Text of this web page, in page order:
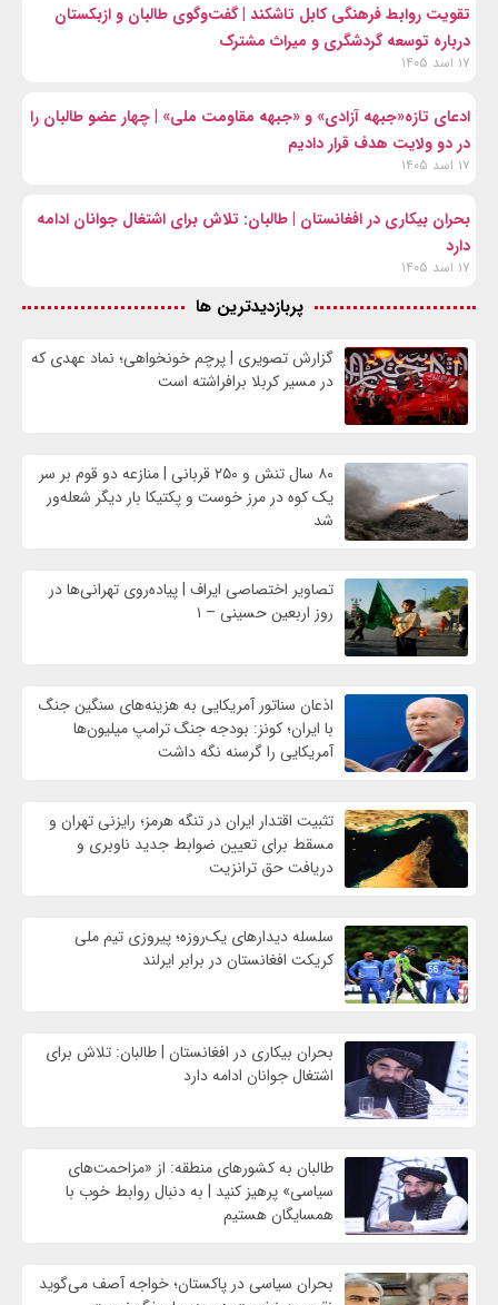
تقویت روابط فرهنگی کابل تاشکند | گفت‌وگوی طالبان و ازبکستان
درباره توسعه گردشگری و میراث مشترک
۱۷ اسد ۱۴۰۵
ادعای تازه«جبهه آزادی» و «جبهه مقاومت ملی» | چهار عضو طالبان را
در دو ولایت هدف قرار دادیم
۱۷ اسد ۱۴۰۵
بحران بیکاری در افغانستان | طالبان: تلاش برای اشتغال جوانان ادامه
دارد
۱۷ اسد ۱۴۰۵
پربازدیدترین ها
گزارش تصویری | پرچم خونخواهی؛ نماد عهدی که
در مسیر کربلا برافراشته است
۸۰ سال تنش و ۲۵۰ قربانی | منازعه دو قوم بر سر
یک کوه در مرز خوست و پکتیکا بار دیگر شعله‌ور
شد
تصاویر اختصاصی ایراف | پیاده‌روی تهرانی‌ها در
روز اربعین حسینی – ۱
اذعان سناتور آمریکایی به هزینه‌های سنگین جنگ
با ایران؛ کونز: بودجه جنگ ترامپ میلیون‌ها
آمریکایی را گرسنه نگه داشت
تثبیت اقتدار ایران در تنگه هرمز؛ رایزنی تهران و
مسقط برای تعیین ضوابط جدید ناوبری و
دریافت حق ترانزیت
سلسله دیدارهای یک‌روزه؛ پیروزی تیم ملی
کریکت افغانستان در برابر ایرلند
بحران بیکاری در افغانستان | طالبان: تلاش برای
اشتغال جوانان ادامه دارد
طالبان به کشورهای منطقه: از «مزاحمت‌های
سیاسی» پرهیز کنید | به دنبال روابط خوب با
همسایگان هستیم
بحران سیاسی در پاکستان؛ خواجه آصف می‌گوید